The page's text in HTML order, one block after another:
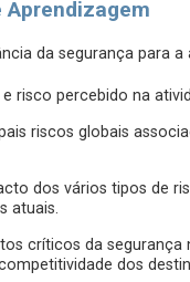
Aprendizagem
da segurança para a
risco percebido na
riscos globais
dos vários tipos de
atuais.
críticos da segurança
dos